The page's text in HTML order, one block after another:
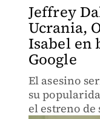
Jeffrey
Ucrania,
Isabel en
Google
El asesino
su
el estreno